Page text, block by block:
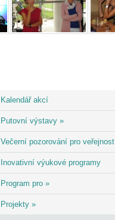
Kalendář akcí
Putovní výstavy »
Večerní pozorování pro veřejnost
Inovativní výukové programy
Program pro »
Projekty »